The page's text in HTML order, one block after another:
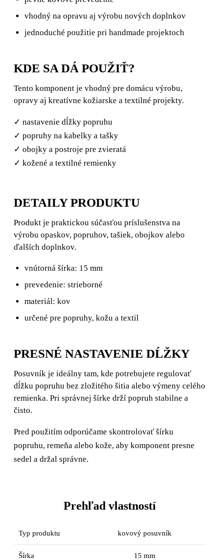
vhodný na opravu aj výrobu nových doplnkov
jednoduché použitie pri handmade projektoch
KDE SA DÁ POUŽIŤ?
Tento komponent je vhodný pre domácu výrobu,
opravy aj kreatívne kožiarske a textilné projekty.
✓ nastavenie dĺžky popruhu
✓ popruhy na kabelky a tašky
✓ obojky a postroje pre zvieratá
✓ kožené a textilné remienky
DETAILY PRODUKTU
Produkt je praktickou súčasťou príslušenstva na
výrobu opaskov, popruhov, tašiek, obojkov alebo
ďalších doplnkov.
vnútorná šírka: 15 mm
prevedenie: strieborné
materiál: kov
určené pre popruhy, kožu a textil
PRESNÉ NASTAVENIE DĹŽKY
Posuvník je ideálny tam, kde potrebujete regulovať
dĺžku popruhu bez zložitého šitia alebo výmeny celého
remienka. Pri správnej šírke drží popruh stabilne a
čisto.
Pred použitím odporúčame skontrolovať šírku
popruhu, remeňa alebo kože, aby komponent presne
sedel a držal správne.
Prehľad vlastností
Typ produktu kovový posuvník
Šírka 15 mm